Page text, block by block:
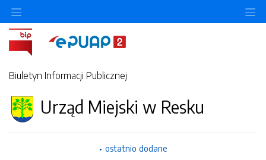
Biuletyn Informacji Publicznej
Urząd Miejski w Resku
ostatnio dodane